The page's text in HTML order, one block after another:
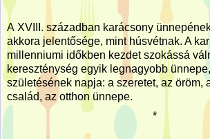
A XVIII. században karácsony
akkora jelentősége, mint húsvétnak. A
millenniumi időkben kezdet szokássá
kereszténység egyik legnagyobb
születésének napja: a szeretet, az öröm,
család, az otthon ünnepe.
*